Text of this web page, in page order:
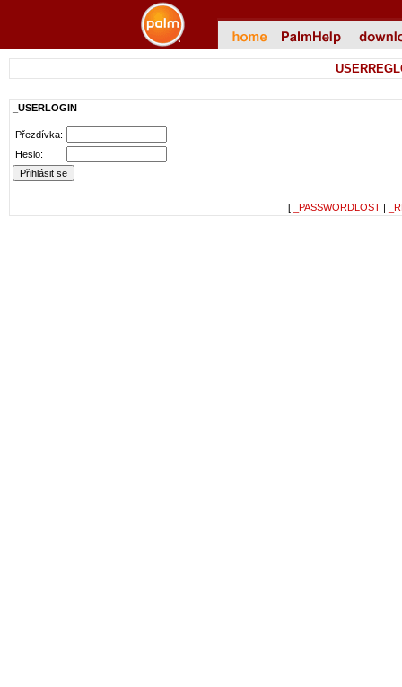
_USERLOGIN
Přezdívka:
Heslo:
[ _PASSWORDLOST |